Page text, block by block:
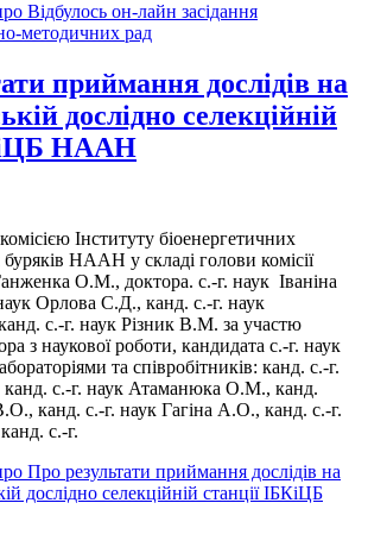
Відбулось он-лайн засідання
методичних рад
приймання дослідів на
дослідно селекційній
НААН
Інституту біоенергетичних
НААН у складі голови комісії
О.М., доктора. с.-г. наук Іваніна
Орлова С.Д., канд. с.-г. наук
с.-г. наук Різник В.М. за участю
з наукової роботи, кандидата с.-г. наук
та співробітників: канд. с.-г.
с.-г. наук Атаманюка О.М., канд.
канд. с.-г. наук Гагіна А.О., канд. с.-г.
с.-г.
Про результати приймання дослідів на
дослідно селекційній станції ІБКіЦБ